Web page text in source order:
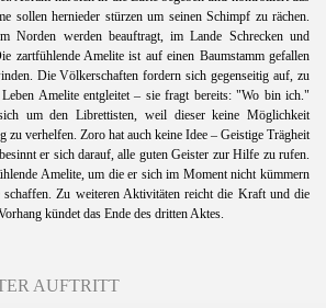
sollen hernieder stürzen um seinen Schimpf zu rächen.
Norden werden beauftragt, im Lande Schrecken und
zartfühlende Amelite ist auf einen Baumstamm gefallen
Die Völkerschaften fordern sich gegenseitig auf, zu
Amelite entgleitet – sie fragt bereits: "Wo bin ich."
um den Librettisten, weil dieser keine Möglichkeit
zu verhelfen. Zoro hat auch keine Idee – Geistige Trägheit
er sich darauf, alle guten Geister zur Hilfe zu rufen.
Amelite, um die er sich im Moment nicht kümmern
schaffen. Zu weiteren Aktivitäten reicht die Kraft und die
kündet das Ende des dritten Aktes.
AUFTRITT